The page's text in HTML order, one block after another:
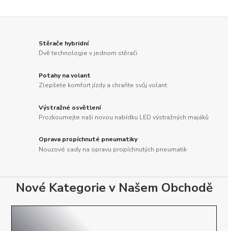
Stěrače hybridní
Dvě technologie v jednom stěrači
Potahy na volant
Zlepšete komfort jízdy a chraňte svůj volant
Výstražné osvětlení
Prozkoumejte naši novou nabídku LED výstražných majáků
Oprava propíchnuté pneumatiky
Nouzové sady na opravu propíchnutých pneumatik
Nové Kategorie v Našem Obchodě